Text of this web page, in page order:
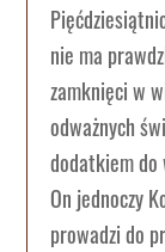
nie ma
zamknięci w
odważnych
dodatkiem do
On jednoczy
prowadzi do